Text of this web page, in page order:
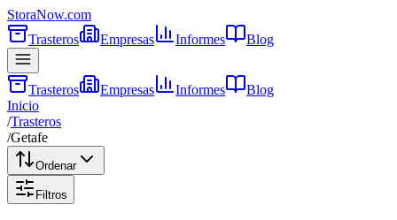
StoraNow.com
Trasteros
Empresas Informes Blog
Trasteros Empresas Informes
Blog
Inicio
/Trasteros
/Getafe
Ordenar
Filtros